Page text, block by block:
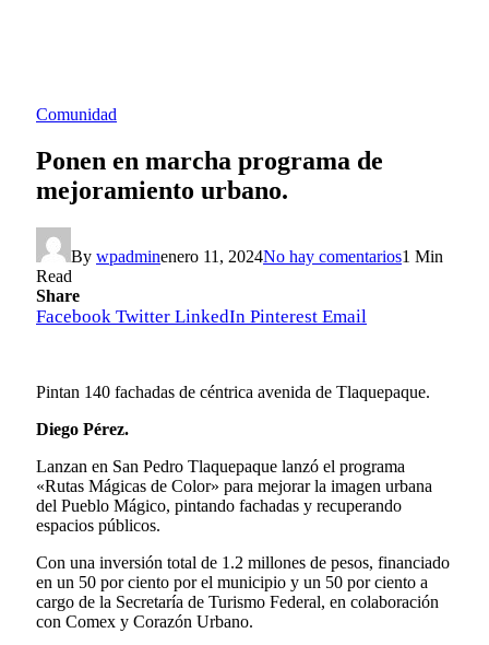
Comunidad
Ponen en marcha programa de
mejoramiento urbano.
By wpadminenero 11, 2024No hay comentarios1 Min
Read
Share
Facebook Twitter LinkedIn Pinterest Email
Pintan 140 fachadas de céntrica avenida de Tlaquepaque.
Diego Pérez.
Lanzan en San Pedro Tlaquepaque lanzó el programa
«Rutas Mágicas de Color» para mejorar la imagen urbana
del Pueblo Mágico, pintando fachadas y recuperando
espacios públicos.
Con una inversión total de 1.2 millones de pesos, financiado
en un 50 por ciento por el municipio y un 50 por ciento a
cargo de la Secretaría de Turismo Federal, en colaboración
con Comex y Corazón Urbano.